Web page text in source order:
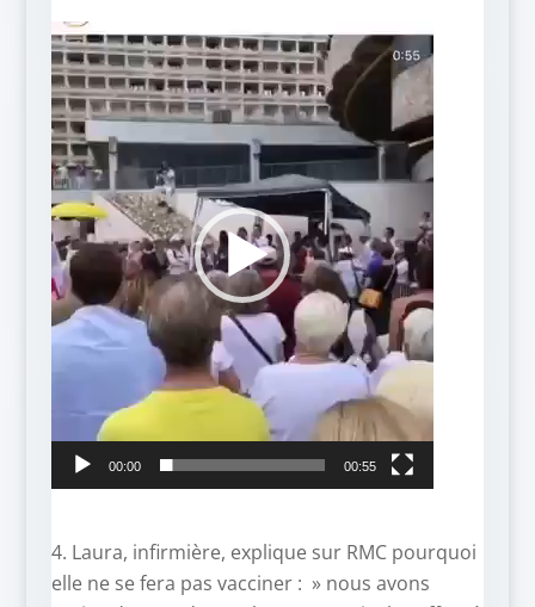
Lecteur
vidéo
00:00 00:55
4. Laura, infirmière, explique sur RMC pourquoi
elle ne se fera pas vacciner : » nous avons